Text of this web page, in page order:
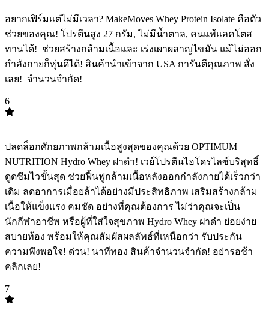
อยากเฟิร์มแต่ไม่มีเวลา? MakeMoves Whey Protein Isolate คือตัว
ช่วยของคุณ! โปรตีนสูง 27 กรัม, ไม่มีน้ำตาล, คนแพ้แลคโตส
ทานได้! ️️ ช่วยสร้างกล้ามเนื้อและ เร่งเผาผลาญไขมัน แม้ไม่ออก
กำลังกายก็หุ่นดีได้! สินค้านำเข้าจาก USA การันตีคุณภาพ สั่ง
เลย! ️ จำนวนจำกัด!
6
ปลดล็อกศักยภาพกล้ามเนื้อสูงสุดของคุณด้วย OPTIMUM
NUTRITION Hydro Whey ฝาดำ! เวย์โปรตีนไฮโดรไลซ์บริสุทธิ์
ดูดซึมไวขั้นสุด ช่วยฟื้นฟูกล้ามเนื้อหลังออกกำลังกายได้เร็วกว่า
เดิม ลดอาการเมื่อยล้าได้อย่างมีประสิทธิภาพ เสริมสร้างกล้าม
เนื้อให้แข็งแรง คมชัด อย่างที่คุณต้องการ ไม่ว่าคุณจะเป็น
นักกีฬาอาชีพ หรือผู้ที่ใส่ใจสุขภาพ Hydro Whey ฝาดำ ย่อยง่าย
สบายท้อง พร้อมให้คุณสัมผัสผลลัพธ์ที่เหนือกว่า รับประกัน
ความพึงพอใจ! ด่วน! นาทีทอง สินค้าจำนวนจำกัด! ️อย่ารอช้า
คลิกเลย!
7